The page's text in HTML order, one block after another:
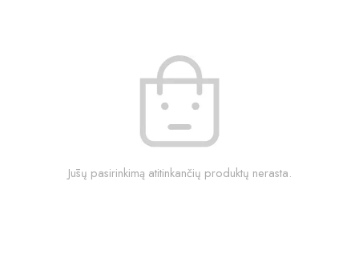
Jūsų pasirinkimą atitinkančių produktų nerasta.